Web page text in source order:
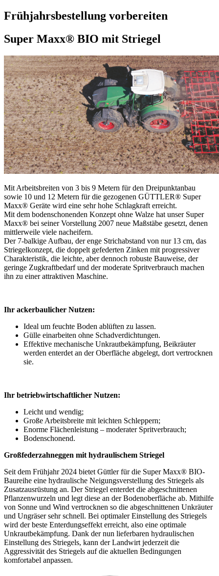
Frühjahrsbestellung vorbereiten
Super Maxx® BIO mit Striegel
Mit Arbeitsbreiten von 3 bis 9 Metern für den Dreipunktanbau
sowie 10 und 12 Metern für die gezogenen GÜTTLER® Super
Maxx® Geräte wird eine sehr hohe Schlagkraft erreicht.
Mit dem bodenschonenden Konzept ohne Walze hat unser Super
Maxx® bei seiner Vorstellung 2007 neue Maßstäbe gesetzt, denen
mittlerweile viele nacheifern.
Der 7-balkige Aufbau, der enge Strichabstand von nur 13 cm, das
Striegelkonzept, die doppelt gefederten Zinken mit progressiver
Charakteristik, die leichte, aber dennoch robuste Bauweise, der
geringe Zugkraftbedarf und der moderate Spritverbrauch machen
ihn zu einer attraktiven Maschine.
Ihr ackerbaulicher Nutzen:
Ideal um feuchte Boden ablüften zu lassen.
Gülle einarbeiten ohne Schadverdichtungen.
Effektive mechanische Unkrautbekämpfung, Beikräuter
werden enterdet an der Oberfläche abgelegt, dort vertrocknen
sie.
Ihr betriebwirtschaftlicher Nutzen:
Leicht und wendig;
Große Arbeitsbreite mit leichten Schleppern;
Enorme Flächenleistung – moderater Spritverbrauch;
Bodenschonend.
Großfederzahneggen mit hydraulischem Striegel
Seit dem Frühjahr 2024 bietet Güttler für die Super Maxx® BIO-
Baureihe eine hydraulische Neigungsverstellung des Striegels als
Zusatzausrüstung an. Der Striegel enterdet die abgeschnittenen
Pflanzenwurzeln und legt diese an der Bodenoberfläche ab. Mithilfe
von Sonne und Wind vertrocknen so die abgeschnittenen Unkräuter
und Ungräser sehr schnell. Bei optimaler Einstellung des Striegels
wird der beste Enterdungseffekt erreicht, also eine optimale
Unkrautbekämpfung. Dank der nun lieferbaren hydraulischen
Einstellung des Striegels, kann der Landwirt jederzeit die
Aggressivität des Striegels auf die aktuellen Bedingungen
komfortabel anpassen.